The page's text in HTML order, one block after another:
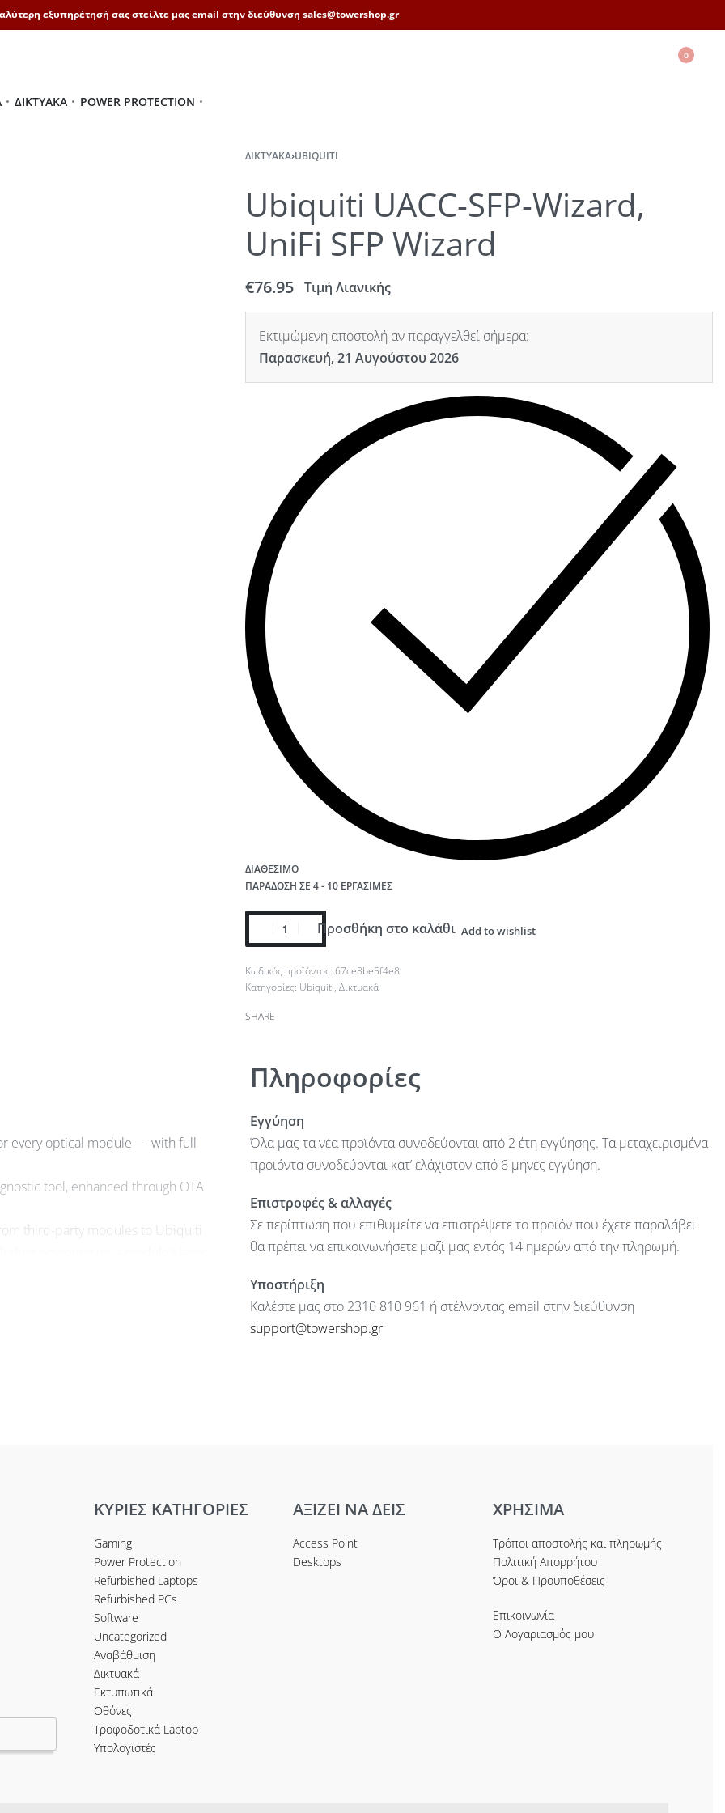
εξυπηρέτησή σας στείλτε μας email στην διεύθυνση sales@towershop.gr
0
ΔΙΚΤΥΑΚΆ POWER PROTECTION
ΔΙΚΤΥΑΚΆ›UBIQUITI
Ubiquiti UACC-SFP-Wizard,
UniFi SFP Wizard
€76.95 Τιμή Λιανικής
Εκτιμώμενη αποστολή αν παραγγελθεί σήμερα:
Παρασκευή, 21 Αυγούστου 2026
ΔΙΑΘΈΣΙΜΟ
ΠΑΡΆΔΟΣΗ ΣΕ 4 - 10 ΕΡΓΆΣΙΜΕΣ
Προσθήκη στο καλάθι Add to wishlist
67ce8be5f4e8
Κατηγορίες: Ubiquiti, Δικτυακά
SHARE
every optical module — with full
tool, enhanced through OTA
third-party modules to Ubiquiti
Πληροφορίες
Εγγύηση
Όλα μας τα νέα προϊόντα συνοδεύονται από 2 έτη εγγύησης. Τα μεταχειρισμένα
προϊόντα συνοδεύονται κατ’ ελάχιστον από 6 μήνες εγγύηση.
Επιστροφές & αλλαγές
Σε περίπτωση που επιθυμείτε να επιστρέψετε το προϊόν που έχετε παραλάβει
θα πρέπει να επικοινωνήσετε μαζί μας εντός 14 ημερών από την πληρωμή.
Υποστήριξη
Καλέστε μας στο 2310 810 961 ή στέλνοντας email στην διεύθυνση
support@towershop.gr
ΚΥΡΙΕΣ ΚΑΤΗΓΟΡΙΕΣ
Gaming
Power Protection
Refurbished Laptops
Refurbished PCs
Software
Uncategorized
Αναβάθμιση
Δικτυακά
Εκτυπωτικά
Οθόνες
Τροφοδοτικά Laptop
Υπολογιστές
ΑΞΙΖΕΙ ΝΑ ΔΕΙΣ
Access Point
Desktops
ΧΡΗΣΙΜΑ
Τρόποι αποστολής και πληρωμής
Πολιτική Απορρήτου
Όροι & Προϋποθέσεις
Επικοινωνία
Ο Λογαριασμός μου